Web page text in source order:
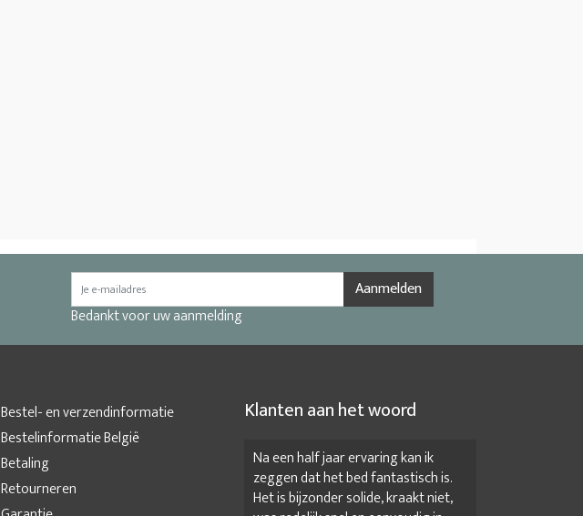
Aanmelden
Bedankt voor uw aanmelding
Bestel- en verzendinformatie
Bestelinformatie België
Betaling
Retourneren
Klanten aan het woord
Na een half jaar ervaring kan ik
zeggen dat het bed fantastisch is.
Het is bijzonder solide, kraakt niet,